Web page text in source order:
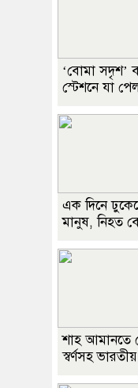
‘বোমা সদৃশ’
স্টেশনে যা
এক দিনে
মানুষ, নিহত
শাহ আমানতে
স্বর্ণসহ